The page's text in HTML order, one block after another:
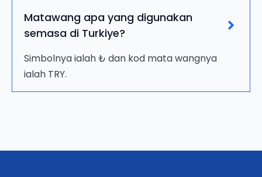
Matawang apa yang digunakan
semasa di Turkiye?
Simbolnya ialah ₺ dan kod mata wangnya
ialah TRY.